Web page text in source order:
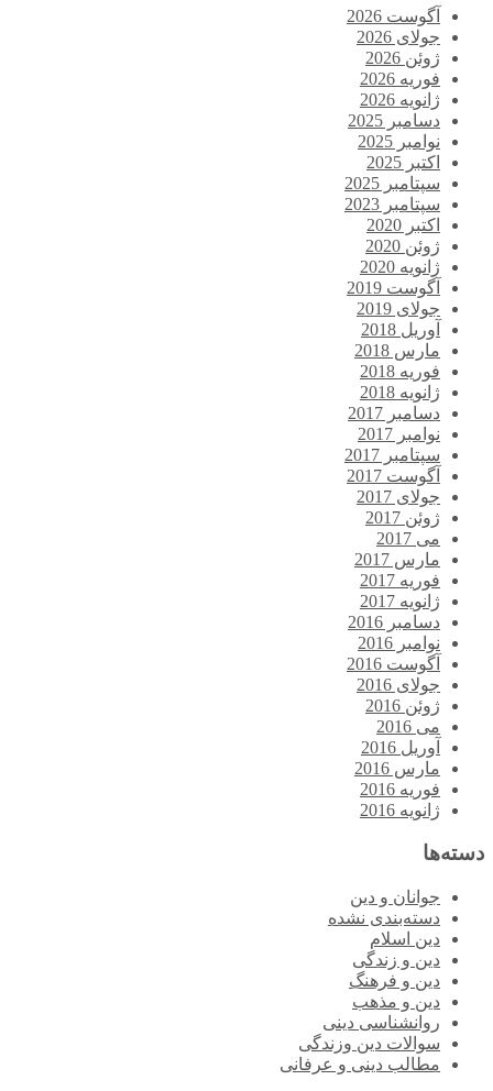
آگوست 2026
جولای 2026
ژوئن 2026
فوریه 2026
ژانویه 2026
دسامبر 2025
نوامبر 2025
اکتبر 2025
سپتامبر 2025
سپتامبر 2023
اکتبر 2020
ژوئن 2020
ژانویه 2020
آگوست 2019
جولای 2019
آوریل 2018
مارس 2018
فوریه 2018
ژانویه 2018
دسامبر 2017
نوامبر 2017
سپتامبر 2017
آگوست 2017
جولای 2017
ژوئن 2017
می 2017
مارس 2017
فوریه 2017
ژانویه 2017
دسامبر 2016
نوامبر 2016
آگوست 2016
جولای 2016
ژوئن 2016
می 2016
آوریل 2016
مارس 2016
فوریه 2016
ژانویه 2016
دسته‌ها
جوانان و دین
دسته‌بندی نشده
دین اسلام
دین و زندگی
دین و فرهنگ
دین و مذهب
روانشناسی دینی
سوالات دین وزندگی
مطالب دینی و عرفانی